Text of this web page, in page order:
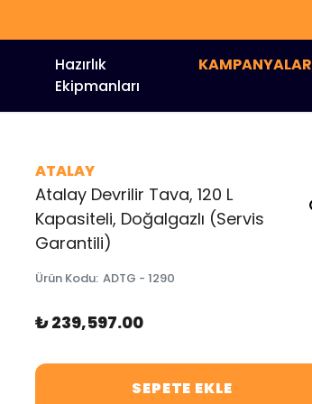
Hazırlık
Ekipmanları
KAMPANYALAR
ATALAY
Atalay Devrilir Tava, 120 L
Kapasiteli, Doğalgazlı (Servis
Garantili)
Ürün Kodu: ADTG - 1290
₺ 239,597.00
SEPETE EKLE